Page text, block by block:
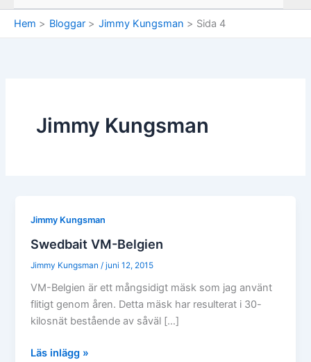
Hem Bloggar Jimmy Kungsman Sida 4
Jimmy Kungsman
Jimmy Kungsman
Swedbait VM-Belgien
Jimmy Kungsman /juni 12, 2015
VM-Belgien är ett mångsidigt mäsk som jag använt
flitigt genom åren. Detta mäsk har resulterat i 30-
kilosnät bestående av såväl […]
Swedbait
Läs inlägg »